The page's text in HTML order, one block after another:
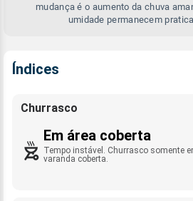
mudança é o aumento da chuva
umidade permanecem
Índices
Churrasco
Em área coberta
Tempo instável. Churrasco somente
varanda coberta.